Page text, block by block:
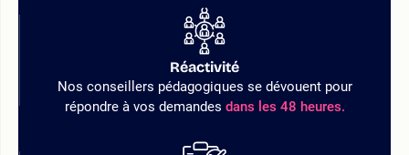
Réactivité
Nos conseillers pédagogiques se dévouent pour
répondre à vos demandes dans les 48 heures.